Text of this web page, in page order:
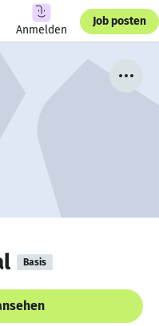
Anmelden
Job posten
Basis